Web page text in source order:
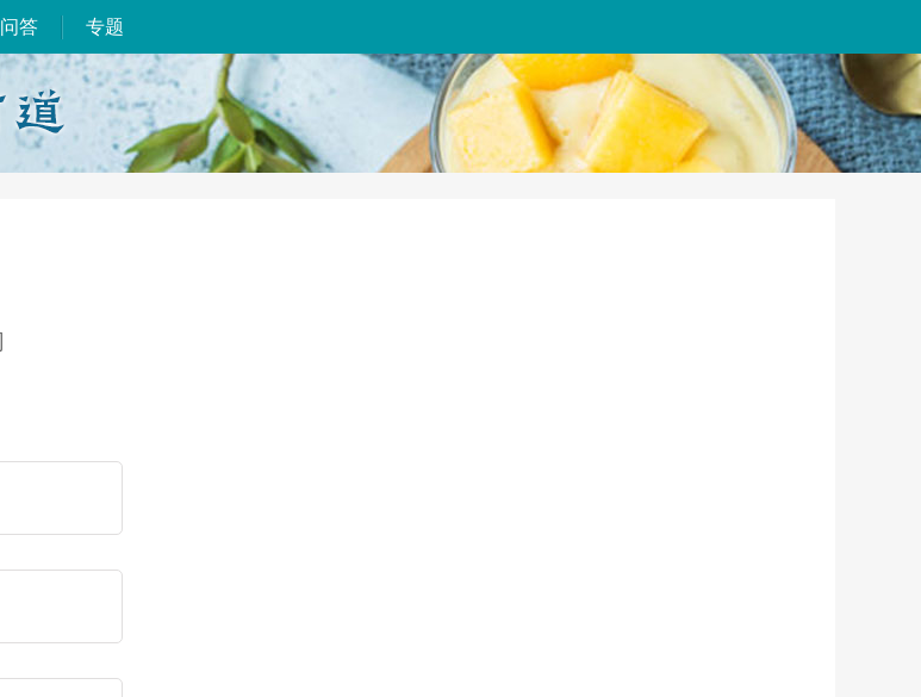
问答 专题